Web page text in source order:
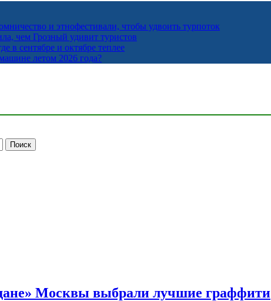
и этнофестивали, чтобы удвоить турпоток
чем Грозный удивит туристов
в сентябре и октябре теплее
летом 2026 года?
Москвы выбрали лучшие граффити